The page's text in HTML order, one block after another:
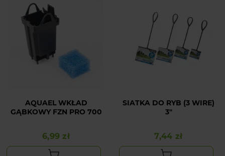
AQUAEL WKŁAD
GĄBKOWY FZN PRO 700
Cena
6,99 zł
SIATKA DO RYB (3 WIRE)
3"
Cena
7,44 zł